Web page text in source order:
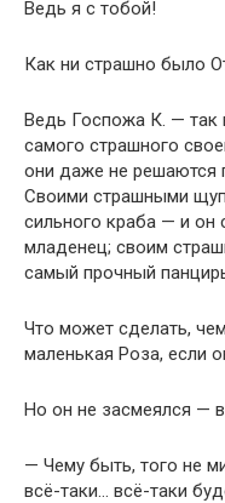
Ведь я с тобой!
Как ни страшно было
Ведь Госпожа К. — так
самого страшного
они даже не решаются
Своими страшными
сильного краба — и
младенец; своим
самый прочный
Что может сделать,
маленькая Роза, если
Но он не засмеялся —
— Чему быть, того не
всё-таки… всё-таки